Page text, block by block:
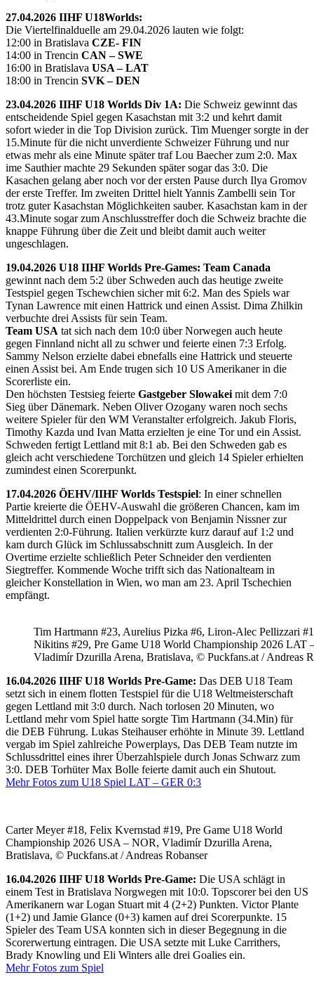
27.04.2026 IIHF U18Worlds:
Die Viertelfinalduelle am 29.04.2026 lauten wie folgt:
12:00 in Bratislava CZE- FIN
14:00 in Trencin CAN – SWE
16:00 in Bratislava USA – LAT
18:00 in Trencin SVK – DEN
23.04.2026 IIHF U18 Worlds Div 1A: Die Schweiz gewinnt das
entscheidende Spiel gegen Kasachstan mit 3:2 und kehrt damit
sofort wieder in die Top Division zurück. Tim Muenger sorgte in der
15.Minute für die nicht unverdiente Schweizer Führung und nur
etwas mehr als eine Minute später traf Lou Baecher zum 2:0. Max
ime Sauthier machte 29 Sekunden später sogar das 3:0. Die
Kasachen gelang aber noch vor der ersten Pause durch Ilya Gromov
der erste Treffer. Im zweiten Drittel hielt Yannis Zambelli sein Tor
trotz guter Kasachstan Möglichkeiten sauber. Kasachstan kam in der
43.Minute sogar zum Anschlusstreffer doch die Schweiz brachte die
knappe Führung über die Zeit und bleibt damit auch weiter
ungeschlagen.
19.04.2026 U18 IIHF Worlds Pre-Games: Team Canada
gewinnt nach dem 5:2 über Schweden auch das heutige zweite
Testspiel gegen Tschewchien sicher mit 6:2. Man des Spiels war
Tynan Lawrence mit einen Hattrick und einen Assist. Dima Zhilkin
verbuchte drei Assists für sein Team.
Team USA tat sich nach dem 10:0 über Norwegen auch heute
gegen Finnland nicht all zu schwer und feierte einen 7:3 Erfolg.
Sammy Nelson erzielte dabei ebnefalls eine Hattrick und steuerte
einen Assist bei. Am Ende trugen sich 10 US Amerikaner in die
Scorerliste ein.
Den höchsten Testsieg feierte Gastgeber Slowakei mit dem 7:0
Sieg über Dänemark. Neben Oliver Ozogany waren noch sechs
weitere Spieler für den WM Veranstalter erfolgreich. Jakub Floris,
Timothy Kazda und Ivan Matta erzielten je eine Tor und ein Assist.
Schweden fertigt Lettland mit 8:1 ab. Bei den Schweden gab es
gleich acht verschiedene Torchützen und gleich 14 Spieler erhielten
zumindest einen Scorerpunkt.
17.04.2026 ÖEHV/IIHF Worlds Testspiel: In einer schnellen
Partie kreierte die ÖEHV-Auswahl die größeren Chancen, kam im
Mitteldrittel durch einen Doppelpack von Benjamin Nissner zur
verdienten 2:0-Führung. Italien verkürzte kurz darauf auf 1:2 und
kam durch Glück im Schlussabschnitt zum Ausgleich. In der
Overtime erzielte schließlich Peter Schneider den verdienten
Siegtreffer. Kommende Woche trifft sich das Nationalteam in
gleicher Konstellation in Wien, wo man am 23. April Tschechien
empfängt.
Tim Hartmann #23, Aurelius Pizka #6, Liron-Alec Pellizzari
Nikitins #29, Pre Game U18 World Championship 2026 LAT
Vladimír Dzurilla Arena, Bratislava, © Puckfans.at / Andreas
16.04.2026 IIHF U18 Worlds Pre-Game: Das DEB U18 Team
setzt sich in einem flotten Testspiel für die U18 Weltmeisterschaft
gegen Lettland mit 3:0 durch. Nach torlosen 20 Minuten, wo
Lettland mehr vom Spiel hatte sorgte Tim Hartmann (34.Min) für
die DEB Führung. Lukas Steihauser erhöhte in Minute 39. Lettland
vergab im Spiel zahlreiche Powerplays, Das DEB Team nutzte im
Schlussdrittel eines ihrer Überzahlspiele durch Jonas Schwarz zum
3:0. DEB Torhüter Max Bolle feierte damit auch ein Shutout.
Mehr Fotos zum U18 Spiel LAT – GER 0:3
Carter Meyer #18, Felix Kvernstad #19, Pre Game U18 World
Championship 2026 USA – NOR, Vladimír Dzurilla Arena,
Bratislava, © Puckfans.at / Andreas Robanser
16.04.2026 IIHF U18 Worlds Pre-Game: Die USA schlägt in
einem Test in Bratislava Norgwegen mit 10:0. Topscorer bei den US
Amerikanern war Logan Stuart mit 4 (2+2) Punkten. Victor Plante
(1+2) und Jamie Glance (0+3) kamen auf drei Scorerpunkte. 15
Spieler des Team USA konnten sich in dieser Begegnung in die
Scorerwertung eintragen. Die USA setzte mit Luke Carrithers,
Brady Knowling und Eli Winters alle drei Goalies ein.
Mehr Fotos zum Spiel